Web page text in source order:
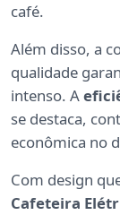
café.
Além disso, a
qualidade
intenso. A
se destaca,
econômica no
Com design
Cafeteira